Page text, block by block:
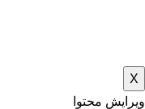
X
ویرایش محتوا